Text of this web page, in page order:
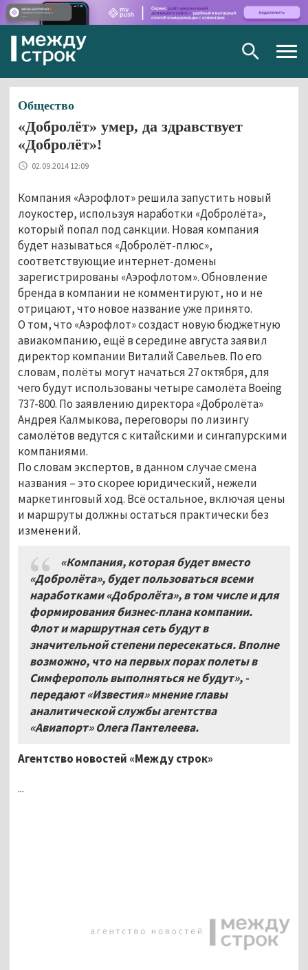
Общество
«Добролёт» умер, да здравствует
«Добролёт»!
02.09.2014 12:09
Компания «Аэрофлот» решила запустить новый
лоукостер, используя наработки «Добролёта»,
который попал под санкции. Новая компания
будет называться «Добролёт-плюс»,
соответствующие интернет-домены
зарегистрированы «Аэрофлотом». Обновление
бренда в компании не комментируют, но и не
отрицают, что новое название уже принято.
О том, что «Аэрофлот» создаст новую бюджетную
авиакомпанию, ещё в середине августа заявил
директор компании Виталий Савельев. По его
словам, полёты могут начаться 27 октября, для
чего будут использованы четыре самолёта Boeing
737-800. По заявлению директора «Добролёта»
Андрея Калмыкова, переговоры по лизингу
самолётов ведутся с китайскими и сингапурскими
компаниями.
По словам экспертов, в данном случае смена
названия – это скорее юридический, нежели
маркетинговый ход. Всё остальное, включая цены
и маршруты должны остаться практически без
изменений.
«Компания, которая будет вместо
«Добролёта», будет пользоваться всеми
наработками «Добролёта», в том числе и для
формирования бизнес-плана компании.
Флот и маршрутная сеть будут в
значительной степени пересекаться. Вполне
возможно, что на первых порах полеты в
Симферополь выполняться не будут», -
передают «Известия» мнение главы
аналитической службы агентства
«Авиапорт» Олега Пантелеева.
Агентство новостей «Между строк»
...